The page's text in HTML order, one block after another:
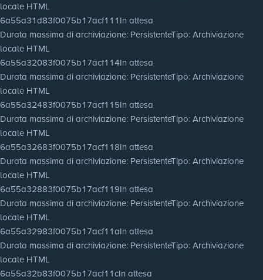
locale HTML
6a55a31d83f0075b17acf111In attesa
Durata massima di archiviazione: PersistenteTipo: Archiviazione
locale HTML
6a55a32083f0075b17acf114In attesa
Durata massima di archiviazione: PersistenteTipo: Archiviazione
locale HTML
6a55a32483f0075b17acf115In attesa
Durata massima di archiviazione: PersistenteTipo: Archiviazione
locale HTML
6a55a32683f0075b17acf118In attesa
Durata massima di archiviazione: PersistenteTipo: Archiviazione
locale HTML
6a55a32883f0075b17acf119In attesa
Durata massima di archiviazione: PersistenteTipo: Archiviazione
locale HTML
6a55a32983f0075b17acf11aIn attesa
Durata massima di archiviazione: PersistenteTipo: Archiviazione
locale HTML
6a55a32b83f0075b17acf11cIn attesa